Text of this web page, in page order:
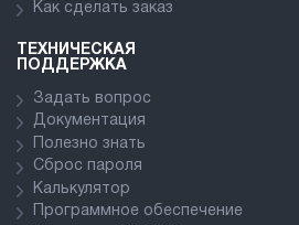
Как сделать заказ
ТЕХНИЧЕСКАЯ
ПОДДЕРЖКА
Задать вопрос
Документация
Полезно знать
Сброс пароля
Калькулятор
Программное обеспечение